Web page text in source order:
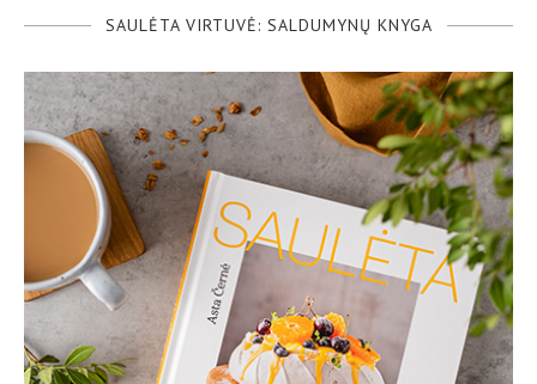
SAULĖTA VIRTUVĖ: SALDUMYNŲ KNYGA